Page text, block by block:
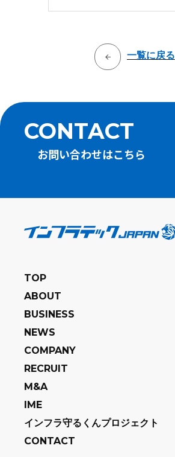
一覧に戻る
CONTACT
お問い合わせはこちら
TOP
ABOUT
BUSINESS
NEWS
COMPANY
RECRUIT
M&A
IME
インフラ守るくんプロジェクト
CONTACT